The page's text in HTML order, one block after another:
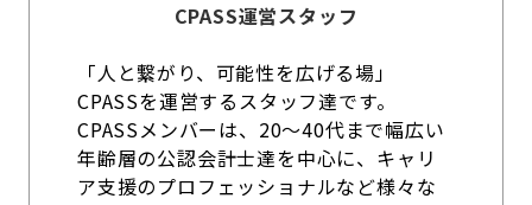
CPASS運営スタッフ
「人と繋がり、可能性を広げる場」
CPASSを運営するスタッフ達です。
CPASSメンバーは、20～40代まで幅広い
年齢層の公認会計士達を中心に、キャリ
ア支援のプロフェッショナルなど様々な